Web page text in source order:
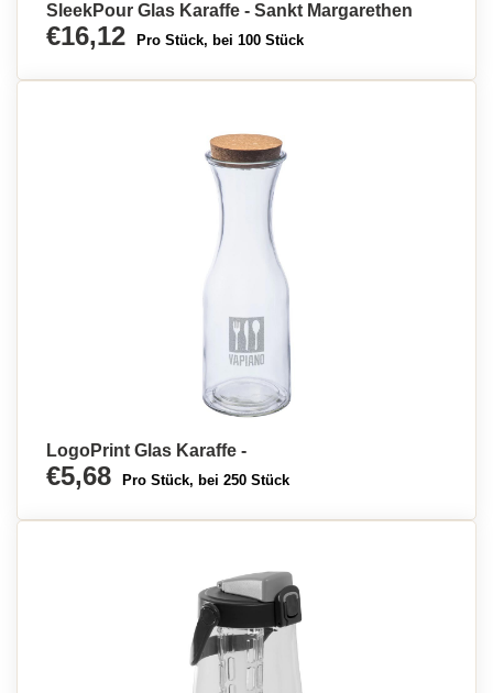
SleekPour Glas Karaffe - Sankt Margarethen
€16,12 Pro Stück, bei 100 Stück
LogoPrint Glas Karaffe -
€5,68 Pro Stück, bei 250 Stück